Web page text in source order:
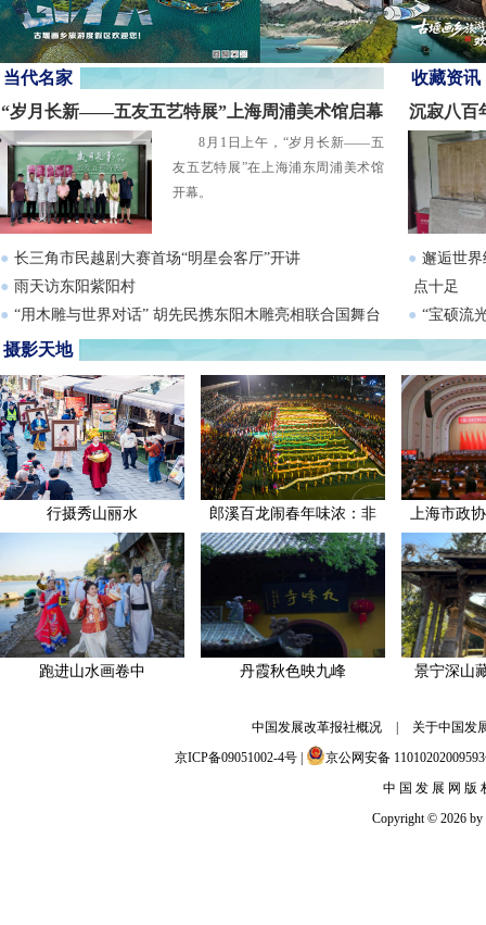
当代名家
“岁月长新——五友五艺特展”上海周浦美术馆启幕
8月1日上午，“岁月长新——五
友五艺特展”在上海浦东周浦美术馆
开幕。
● 长三角市民越剧大赛首场“明星会客厅”开讲
● 雨天访东阳紫阳村
● “用木雕与世界对话” 胡先民携东阳木雕亮相联合国舞台
收藏资讯
沉寂八百
● 邂逅世
点十足
● “宝硕流
● 《董其昌
成果展在
摄影天地
行摄秀山丽水 郎溪百龙闹春年味浓：非 上海市政
跑进山水画卷中 丹霞秋色映九峰 景宁深山
中国发展改革报社概况
关于中国发
京ICP备09051002-4号 |
京公网安备
中 国 发 展 网 版
Copyright © 2026 by